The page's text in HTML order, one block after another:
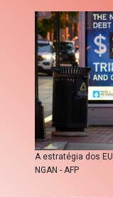
A estratégia dos
NGAN - AFP